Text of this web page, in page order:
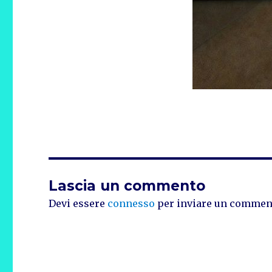
Lascia un commento
Devi essere connesso per inviare un